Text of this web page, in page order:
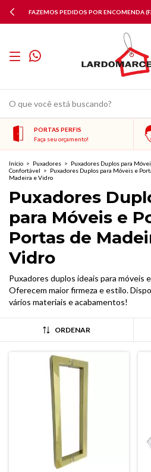
FAZEMOS PEDIDOS POR ENCOMENDA
PORTAS PERFIS
Faça seu orçamento!
Início > Puxadores > Puxadores Duplos para
Confortável > Puxadores Duplos para Móveis e
Madeira e Vidro
Puxadores
para Móveis e
Portas de
Vidro
Puxadores duplos ideais para móveis
Oferecem maior firmeza e estilo.
vários materiais e acabamentos!
ORDENAR